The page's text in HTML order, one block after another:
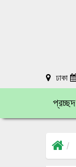
ঢাকা
প্রচ্ছদ